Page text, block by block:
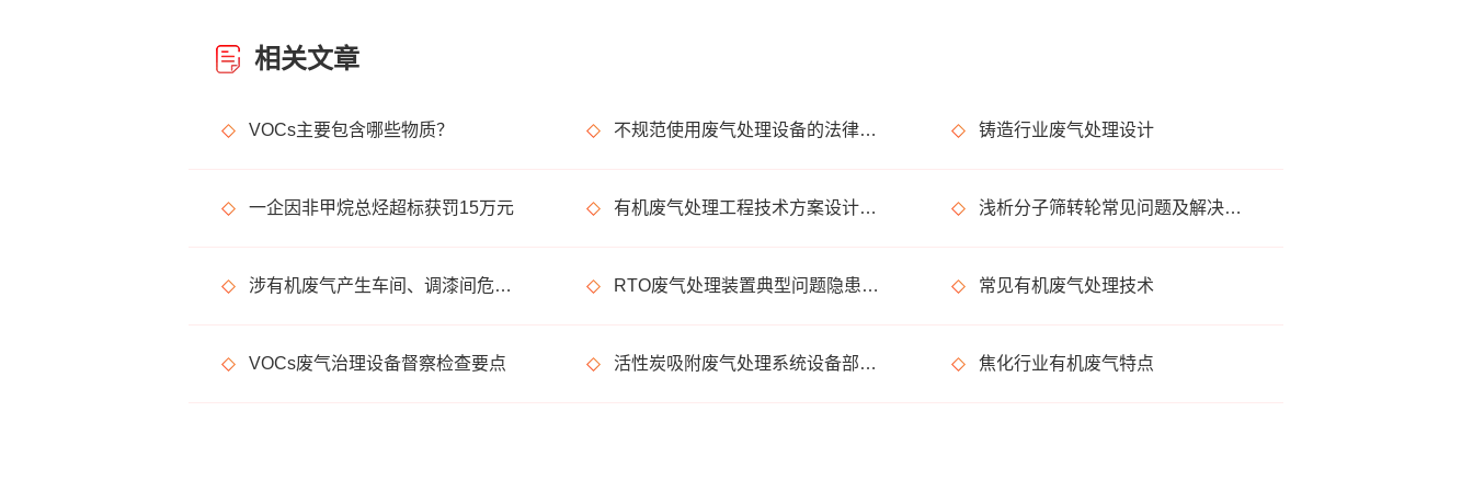
相关文章
VOCs主要包含哪些物质？ 不规范使用废气处理设备的法律后果 铸造行业废气处理设计
一企因非甲烷总烃超标获罚15万元 有机废气处理工程技术方案设计要点 浅析分子筛转轮常见问题及解决方法
涉有机废气产生车间、调漆间危险化学品使用管理要求 RTO废气处理装置典型问题隐患排查指南请收好！ 常见有机废气处理技术
VOCs废气治理设备督察检查要点 活性炭吸附废气处理系统设备部件简介 焦化行业有机废气特点